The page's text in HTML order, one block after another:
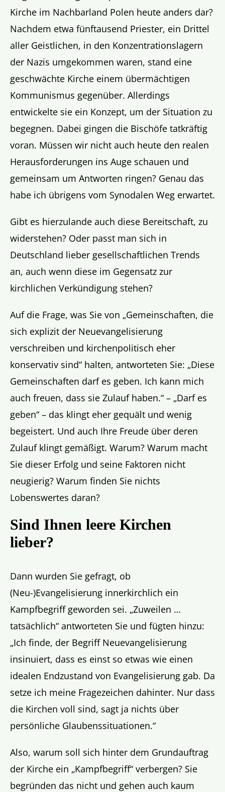
Kirche im Nachbarland Polen heute anders dar?
Nachdem etwa fünftausend Priester, ein Drittel
aller Geistlichen, in den Konzentrationslagern
der Nazis umgekommen waren, stand eine
geschwächte Kirche einem übermächtigen
Kommunismus gegenüber. Allerdings
entwickelte sie ein Konzept, um der Situation zu
begegnen. Dabei gingen die Bischöfe tatkräftig
voran. Müssen wir nicht auch heute den realen
Herausforderungen ins Auge schauen und
gemeinsam um Antworten ringen? Genau das
habe ich übrigens vom Synodalen Weg erwartet.
Gibt es hierzulande auch diese Bereitschaft, zu
widerstehen? Oder passt man sich in
Deutschland lieber gesellschaftlichen Trends
an, auch wenn diese im Gegensatz zur
kirchlichen Verkündigung stehen?
Auf die Frage, was Sie von „Gemeinschaften, die
sich explizit der Neuevangelisierung
verschreiben und kirchenpolitisch eher
konservativ sind“ halten, antworteten Sie: „Diese
Gemeinschaften darf es geben. Ich kann mich
auch freuen, dass sie Zulauf haben.“ – „Darf es
geben“ – das klingt eher gequält und wenig
begeistert. Und auch Ihre Freude über deren
Zulauf klingt gemäßigt. Warum? Warum macht
Sie dieser Erfolg und seine Faktoren nicht
neugierig? Warum finden Sie nichts
Lobenswertes daran?
Sind Ihnen leere Kirchen
lieber?
Dann wurden Sie gefragt, ob
(Neu-)Evangelisierung innerkirchlich ein
Kampfbegriff geworden sei. „Zuweilen …
tatsächlich“ antworteten Sie und fügten hinzu:
„Ich finde, der Begriff Neuevangelisierung
insinuiert, dass es einst so etwas wie einen
idealen Endzustand von Evangelisierung gab. Da
setze ich meine Fragezeichen dahinter. Nur dass
die Kirchen voll sind, sagt ja nichts über
persönliche Glaubenssituationen.“
Also, warum soll sich hinter dem Grundauftrag
der Kirche ein „Kampfbegriff“ verbergen? Sie
begründen das nicht und gehen auch kaum